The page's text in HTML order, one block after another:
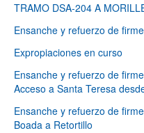
TRAMO DSA-204 A
Ensanche y refuerzo de
Expropiaciones en curso
Ensanche y refuerzo de
Acceso a Santa Teresa
Ensanche y refuerzo de
Boada a Retortillo